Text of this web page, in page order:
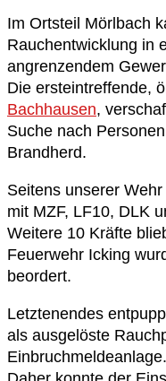
Im Ortsteil Mörlbach
Rauchentwicklung in
angrenzendem
Die ersteintreffende,
Bachhausen,
Suche nach
Brandherd.
Seitens unserer
mit MZF, LF10, DLK
Weitere 10 Kräfte
Feuerwehr Icking
beordert.
Letztenendes
als ausgelöste
Einbruchmeldeanlage.